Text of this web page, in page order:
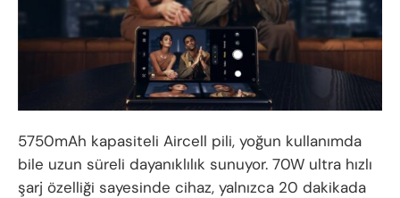
5750mAh kapasiteli Aircell pili, yoğun kullanımda
bile uzun süreli dayanıklılık sunuyor. 70W ultra hızlı
şarj özelliği sayesinde cihaz, yalnızca 20 dakikada